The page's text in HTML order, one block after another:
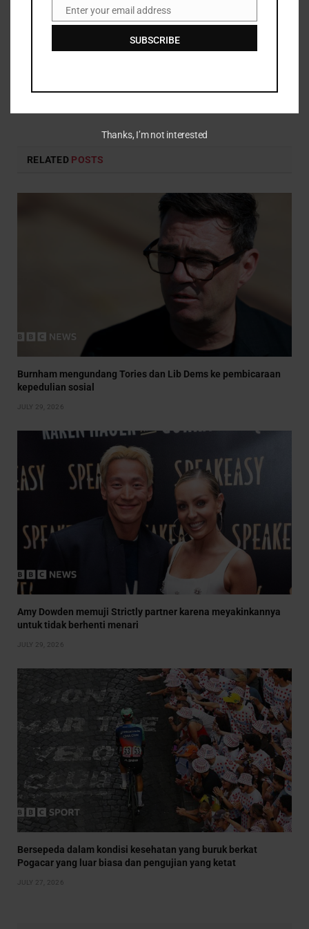
FacebookTwitter PinterestLinkedInTumblr Telegram
RELATED POSTS
Burnham mengundang Tories dan Lib Dems ke pembicaraan
kepedulian sosial
JULY 29, 2026
Amy Dowden memuji Strictly partner karena meyakinkannya
untuk tidak berhenti menari
JULY 29, 2026
Bersepeda dalam kondisi kesehatan yang buruk berkat
Pogacar yang luar biasa dan pengujian yang ketat
JULY 27, 2026
EmailEnter your email address
SUBSCRIBE
Thanks, I’m not interested